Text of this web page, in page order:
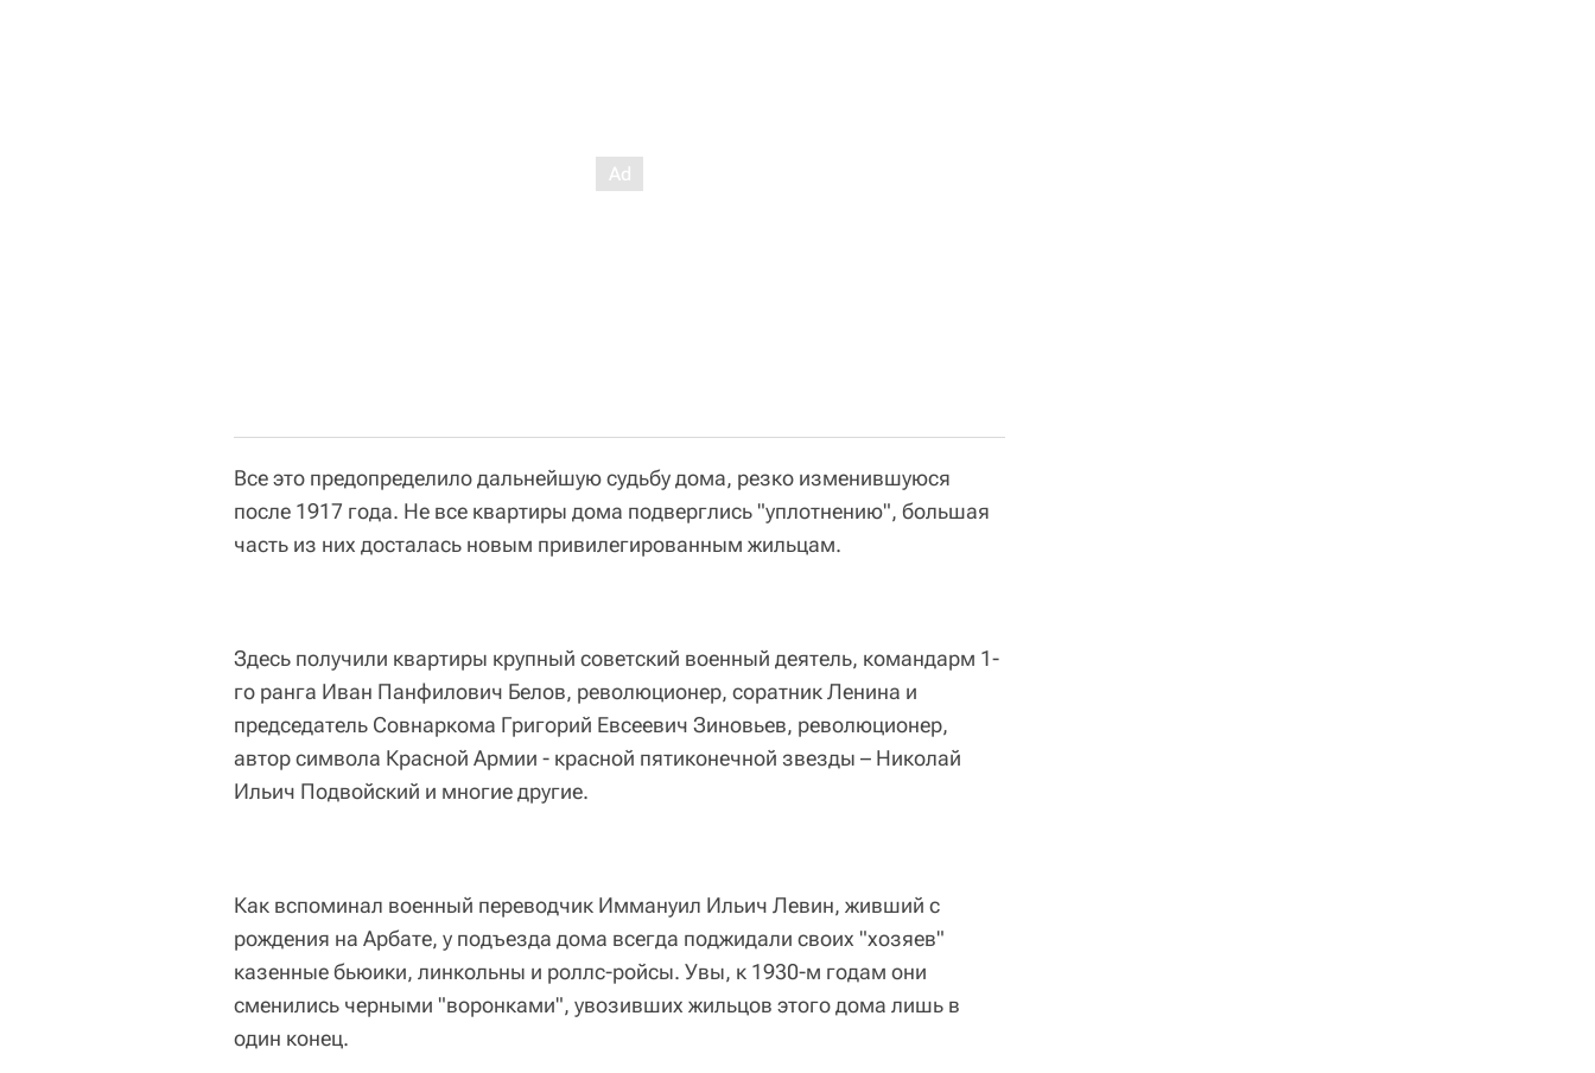
Все это предопределило дальнейшую судьбу дома, резко изменившуюся
после 1917 года. Не все квартиры дома подверглись "уплотнению", большая
часть из них досталась новым привилегированным жильцам.
Здесь получили квартиры крупный советский военный деятель, командарм 1-
го ранга Иван Панфилович Белов, революционер, соратник Ленина и
председатель Совнаркома Григорий Евсеевич Зиновьев, революционер,
автор символа Красной Армии - красной пятиконечной звезды – Николай
Ильич Подвойский и многие другие.
Как вспоминал военный переводчик Иммануил Ильич Левин, живший с
рождения на Арбате, у подъезда дома всегда поджидали своих "хозяев"
казенные бьюики, линкольны и роллс-ройсы. Увы, к 1930-м годам они
сменились черными "воронками", увозивших жильцов этого дома лишь в
один конец.